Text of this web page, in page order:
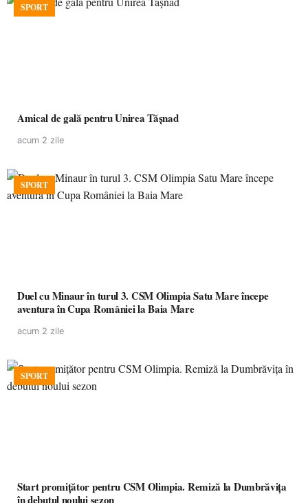
SPORT
Amical de gală pentru Unirea Tășnad
acum 2 zile
SPORT
Duel cu Minaur în turul 3. CSM Olimpia Satu Mare începe
aventura în Cupa României la Baia Mare
acum 2 zile
SPORT
Start promițător pentru CSM Olimpia. Remiză la Dumbrăvița
în debutul noului sezon